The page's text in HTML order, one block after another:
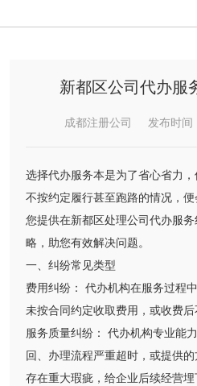
新都区公司代办服
成都注册公司 发布时间
选择代办服务本是为了省心省力，
不按约定履行甚至跑路的情况，
您提供在新都区处理公司代办服
略，助您有效解决问题。
一、纠纷常见类型
费用纠纷： 代办机构在服务过程
未按合同约定收取费用，或收费后
服务质量纠纷： 代办机构专业能
回、办理流程严重超时，或提供的
存在重大瑕疵，给企业后续经营埋